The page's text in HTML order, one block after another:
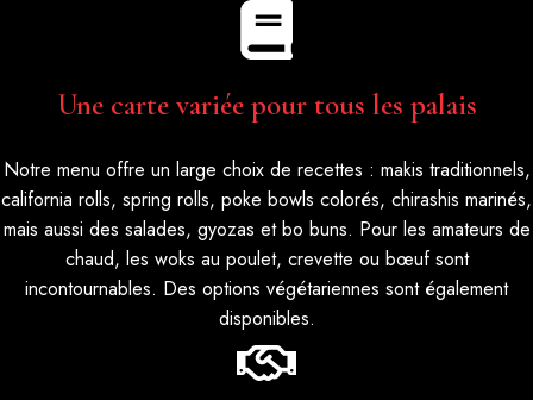
Une carte variée pour tous les palais
Notre menu offre un large choix de recettes : makis traditionnels,
california rolls, spring rolls, poke bowls colorés, chirashis marinés,
mais aussi des salades, gyozas et bo buns. Pour les amateurs de
chaud, les woks au poulet, crevette ou bœuf sont
incontournables. Des options végétariennes sont également
disponibles.